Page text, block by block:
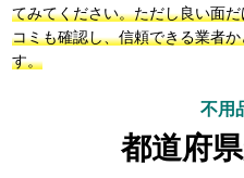
てみてください。ただし良い面
コミも確認し、信頼できる業者
す。
不用
都道府